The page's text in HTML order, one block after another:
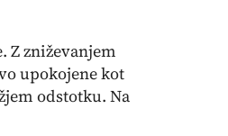
Z zniževanjem
upokojene kot
odstotku. Na